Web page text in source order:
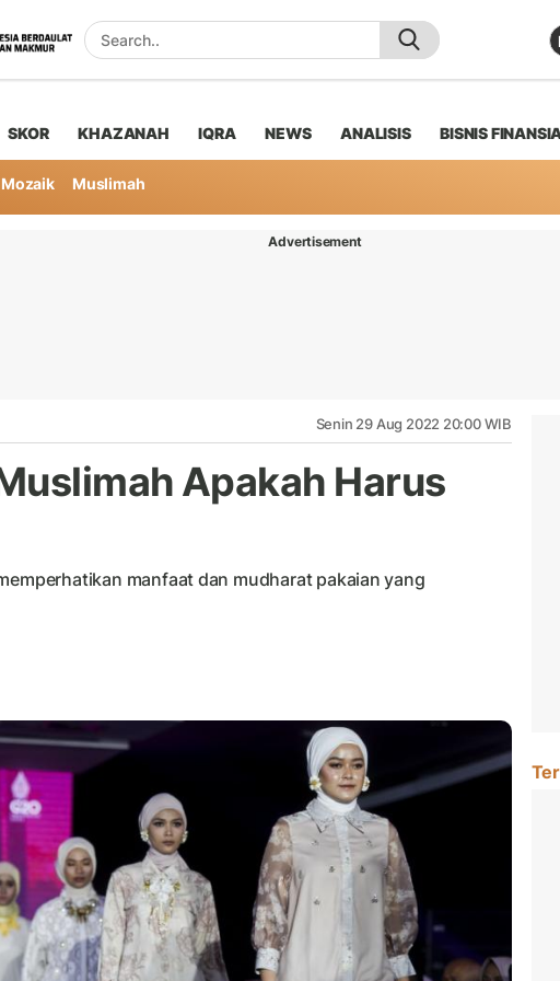
SKOR KHAZANAH IQRA NEWS ANALISIS BISNIS
Mozaik Muslimah
Advertisement
Senin 29 Aug 2022 20:00 WIB
Apakah Harus
manfaat dan mudharat pakaian yang